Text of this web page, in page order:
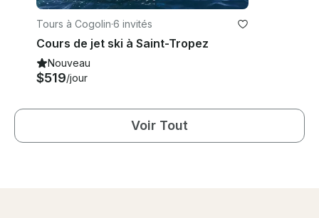
Tours à Cogolin·6 invités
Cours de jet ski à Saint-Tropez
Nouveau
$519/jour
Voir Tout